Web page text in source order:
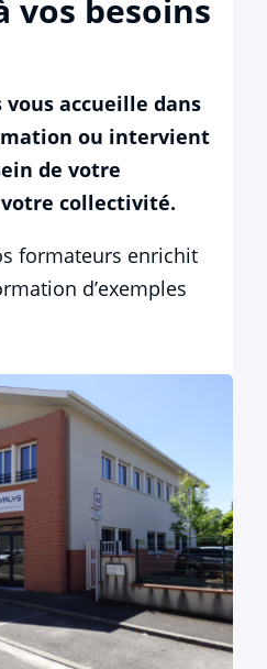
vos besoins
vous accueille dans
ou intervient
de votre
collectivité.
formateurs enrichit
d’exemples